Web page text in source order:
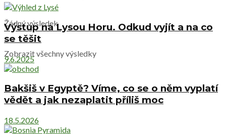
Žádný výsledek
Zobrazit všechny výsledky
Výstup na Lysou Horu. Odkud vyjít a na co
se těšit
9.6.2025
Bakšiš v Egyptě? Víme, co se o něm vyplatí
vědět a jak nezaplatit příliš moc
18.5.2026